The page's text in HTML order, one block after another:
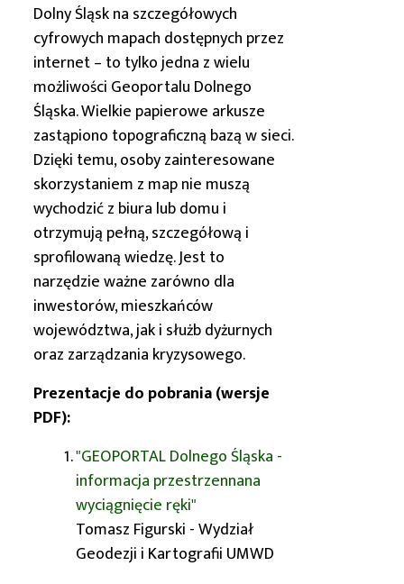
Dolny Śląskna szczegółowych
cyfrowych mapach dostępnych przez
internet – to tylko jedna z wielu
możliwości Geoportalu Dolnego
Śląska. Wielkie papierowe arkusze
zastąpiono topograficzną bazą w sieci.
Dzięki temu, osoby zainteresowane
skorzystaniem z map nie muszą
wychodzić z biura lub domu i
otrzymują pełną, szczegółową i
sprofilowaną wiedzę. Jest to
narzędzie ważne zarówno dla
inwestorów, mieszkańców
województwa, jak i służb dyżurnych
oraz zarządzania kryzysowego.
Prezentacje do pobrania (wersje
PDF):
"GEOPORTAL Dolnego Śląska -
informacja przestrzennana
wyciągnięcie ręki"
Tomasz Figurski -Wydział
Geodezji i Kartografii UMWD